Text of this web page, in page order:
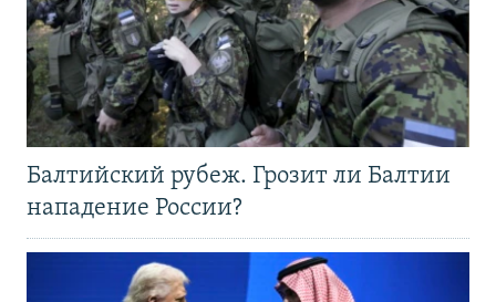
Балтийский рубеж. Грозит ли Балтии
нападение России?